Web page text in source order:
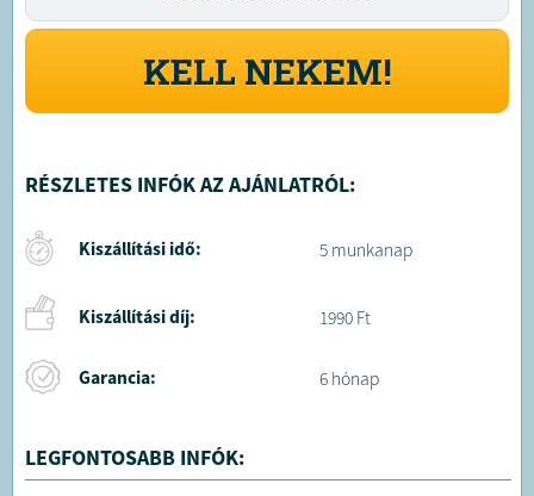
KELL NEKEM!
RÉSZLETES INFÓK AZ AJÁNLATRÓL:
Kiszállítási idő: 5 munkanap
Kiszállítási díj: 1990 Ft
Garancia: 6 hónap
LEGFONTOSABB INFÓK: